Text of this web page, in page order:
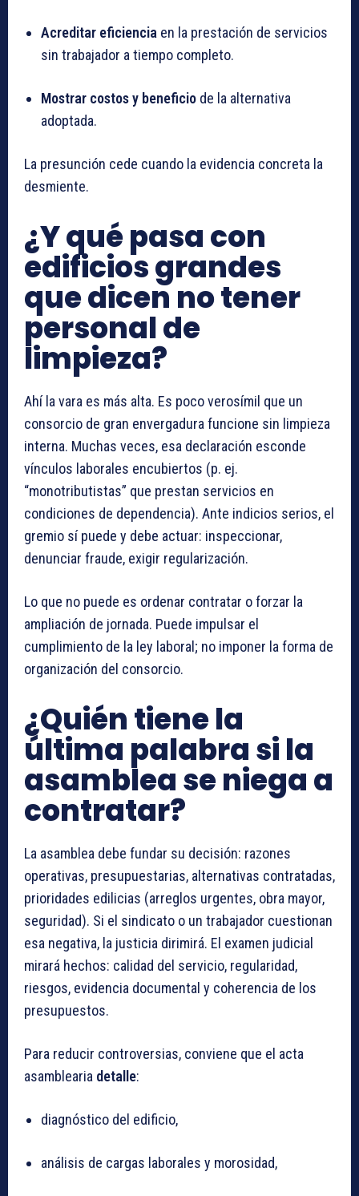
Acreditar eficiencia en la prestación de servicios
sin trabajador a tiempo completo.
Mostrar costos y beneficio de la alternativa
adoptada.
La presunción cede cuando la evidencia concreta la
desmiente.
¿Y qué pasa con
edificios grandes
que dicen no tener
personal de
limpieza?
Ahí la vara es más alta. Es poco verosímil que un
consorcio de gran envergadura funcione sin limpieza
interna. Muchas veces, esa declaración esconde
vínculos laborales encubiertos (p. ej.
“monotributistas” que prestan servicios en
condiciones de dependencia). Ante indicios serios, el
gremio sí puede y debe actuar: inspeccionar,
denunciar fraude, exigir regularización.
Lo que no puede es ordenar contratar o forzar la
ampliación de jornada. Puede impulsar el
cumplimiento de la ley laboral; no imponer la forma de
organización del consorcio.
¿Quién tiene la
última palabra si la
asamblea se niega a
contratar?
La asamblea debe fundar su decisión: razones
operativas, presupuestarias, alternativas contratadas,
prioridades edilicias (arreglos urgentes, obra mayor,
seguridad). Si el sindicato o un trabajador cuestionan
esa negativa, la justicia dirimirá. El examen judicial
mirará hechos: calidad del servicio, regularidad,
riesgos, evidencia documental y coherencia de los
presupuestos.
Para reducir controversias, conviene que el acta
asamblearia detalle:
diagnóstico del edificio,
análisis de cargas laborales y morosidad,